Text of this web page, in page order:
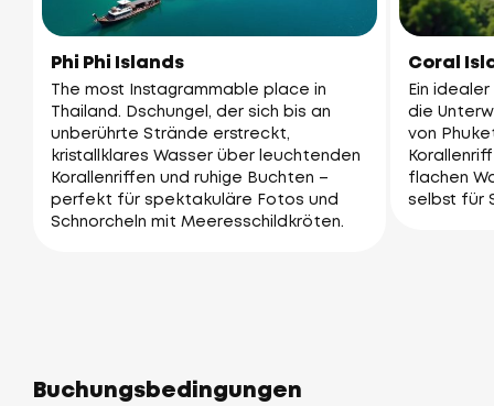
Phi Phi Islands
The most Instagrammable place in
Thailand. Dschungel, der sich bis an
unberührte Strände erstreckt,
kristallklares Wasser über leuchtenden
Korallenriffen und ruhige Buchten –
perfekt für spektakuläre Fotos und
Schnorcheln mit Meeresschildkröten.
Coral
Ein
die
von
flachen
selbst für
Buchungsbedingungen